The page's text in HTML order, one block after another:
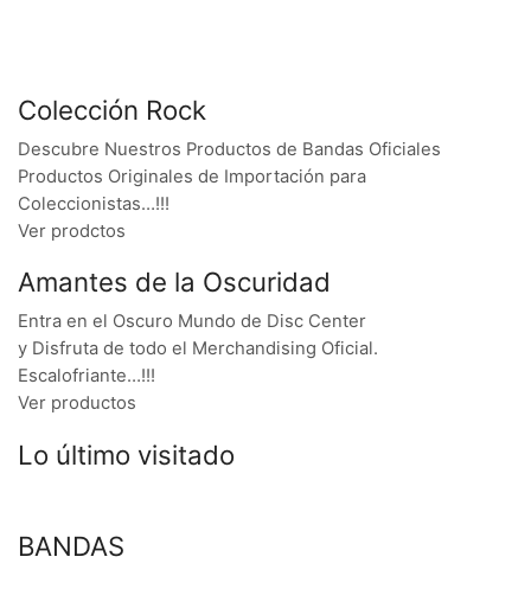
Colección Rock
Descubre Nuestros Productos de Bandas Oficiales
Productos Originales de Importación para
Coleccionistas…!!!
Ver prodctos
Amantes de la Oscuridad
Entra en el Oscuro Mundo de Disc Center
y Disfruta de todo el Merchandising Oficial.
Escalofriante…!!!
Ver productos
Lo último visitado
BANDAS